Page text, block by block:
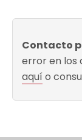
Contacto
error en los
aquí o